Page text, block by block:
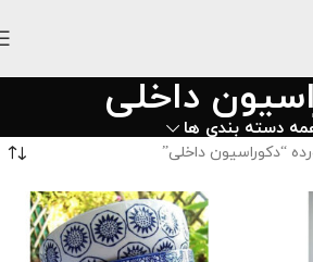
داخلی
دسته بندی ها
“دکوراسیون داخلی”